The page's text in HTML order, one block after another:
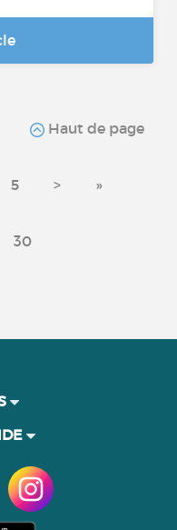
Haut de page
5 > »
30